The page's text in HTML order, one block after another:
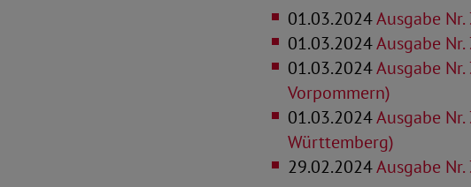
01.03.2024Ausgabe
01.03.2024Ausgabe
01.03.2024Ausgabe
Vorpommern)
01.03.2024Ausgabe
Württemberg)
29.02.2024Ausgabe